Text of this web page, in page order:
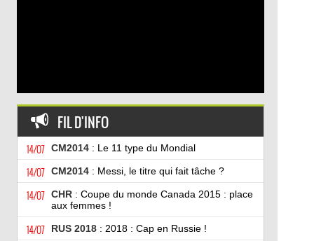
FIL D'INFO
14/07 CM2014: Le 11 type du Mondial
14/07 CM2014: Messi, le titre qui fait tâche ?
14/07 CHR: Coupe du monde Canada 2015 : place
aux femmes !
14/07 RUS 2018: 2018 : Cap en Russie !